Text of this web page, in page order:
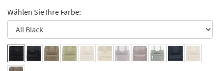
Wählen Sie Ihre Farbe: